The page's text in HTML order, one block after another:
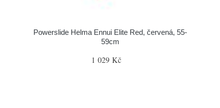
Powerslide Helma Ennui Elite Red, červená, 55-
59cm
1 029 Kč